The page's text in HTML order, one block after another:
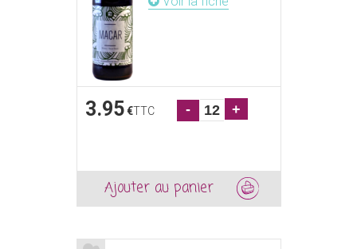
3.95 €TTC - +
Ajouter au panier